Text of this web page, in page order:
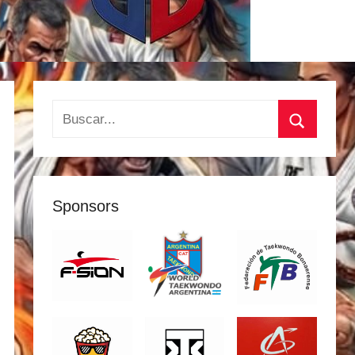
Buscar:
Buscar
Sponsors